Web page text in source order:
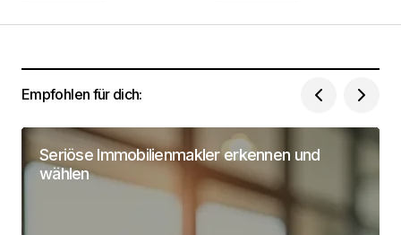
Dein Name*
Deine Email Adresse*
Name, E-Mail-Adresse und Website in diesem
Browser für meinen nächsten Kommentar
Empfohlen für dich:
Seriöse Immobilienmakler erkennen und
wählen